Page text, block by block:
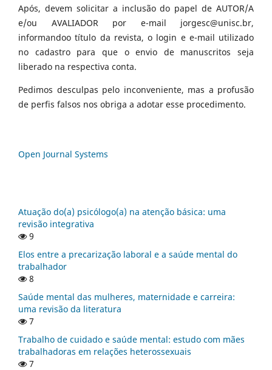
Após, devem solicitar a inclusão do papel de AUTOR/A
e/ou AVALIADOR por e-mail jorgesc@unisc.br,
informandoo título da revista, o login e e-mail utilizado
no cadastro para que o envio de manuscritos seja
liberado na respectiva conta.
Pedimos desculpas pelo inconveniente, mas a profusão
de perfis falsos nos obriga a adotar esse procedimento.
Open Journal Systems
Atuação do(a) psicólogo(a) na atenção básica: uma
revisão integrativa
9
Elos entre a precarização laboral e a saúde mental do
trabalhador
8
Saúde mental das mulheres, maternidade e carreira:
uma revisão da literatura
7
Trabalho de cuidado e saúde mental: estudo com mães
trabalhadoras em relações heterossexuais
7